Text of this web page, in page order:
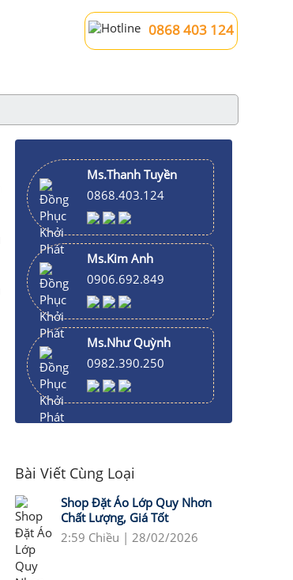
0868 403 124
Ms.Thanh Tuyền
0868.403.124
Ms.Kim Anh
0906.692.849
Ms.Như Quỳnh
0982.390.250
Bài Viết Cùng Loại
Shop Đặt Áo Lớp Quy Nhơn
Chất Lượng, Giá Tốt
2:59 Chiều | 28/02/2026